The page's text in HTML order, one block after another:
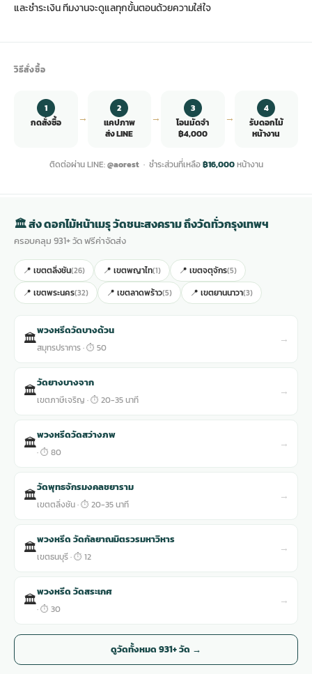
และชำระเงิน ทีมงานจะดูแลทุกขั้นตอนด้วยความใส่ใจ
วิธีสั่งซื้อ
1
กดสั่งซื้อ
→
2
แคปภาพ
ส่ง LINE
→
3
โอนมัดจำ
฿4,000
→
4
รับดอกไม้
หน้างาน
ติดต่อผ่าน LINE:@aorest· ชำระส่วนที่เหลือ฿16,000หน้างาน
🏛 ส่ง ดอกไม้หน้าเมรุ วัดชนะสงคราม ถึงวัดทั่วกรุงเทพฯ
ครอบคลุม 931+ วัด ฟรีค่าจัดส่ง
📍 เขตตลิ่งชัน(26) 📍 เขตพญาไท(1) 📍 เขตจตุจักร(5)
📍 เขตพระนคร(32) 📍 เขตลาดพร้าว(5) 📍 เขตยานนาวา(3)
🏛พวงหรีดวัดบางด้วน
สมุทรปราการ · ⏱ 50
→
🏛วัดยางบางจาก
เขตภาษีเจริญ · ⏱ 20-35 นาที
→
🏛พวงหรีดวัดสว่างภพ
· ⏱ 80
→
🏛วัดพุทธจักรมงคลชยาราม
เขตตลิ่งชัน · ⏱ 20-35 นาที
→
🏛พวงหรีด วัดกัลยาณมิตรวรมหาวิหาร
เขตธนบุรี · ⏱ 12
→
🏛พวงหรีด วัดสระเกศ
· ⏱ 30
→
ดูวัดทั้งหมด 931+ วัด →